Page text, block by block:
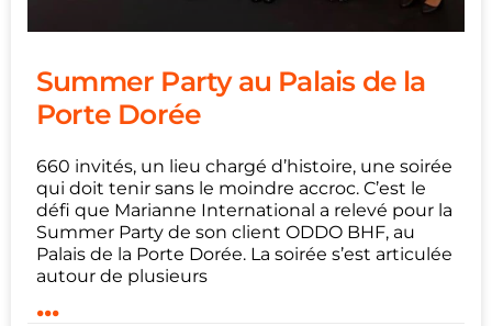
Summer Party au Palais de la
Porte Dorée
660 invités, un lieu chargé d’histoire, une soirée
qui doit tenir sans le moindre accroc. C’est le
défi que Marianne International a relevé pour la
Summer Party de son client ODDO BHF, au
Palais de la Porte Dorée. La soirée s’est articulée
autour de plusieurs
...